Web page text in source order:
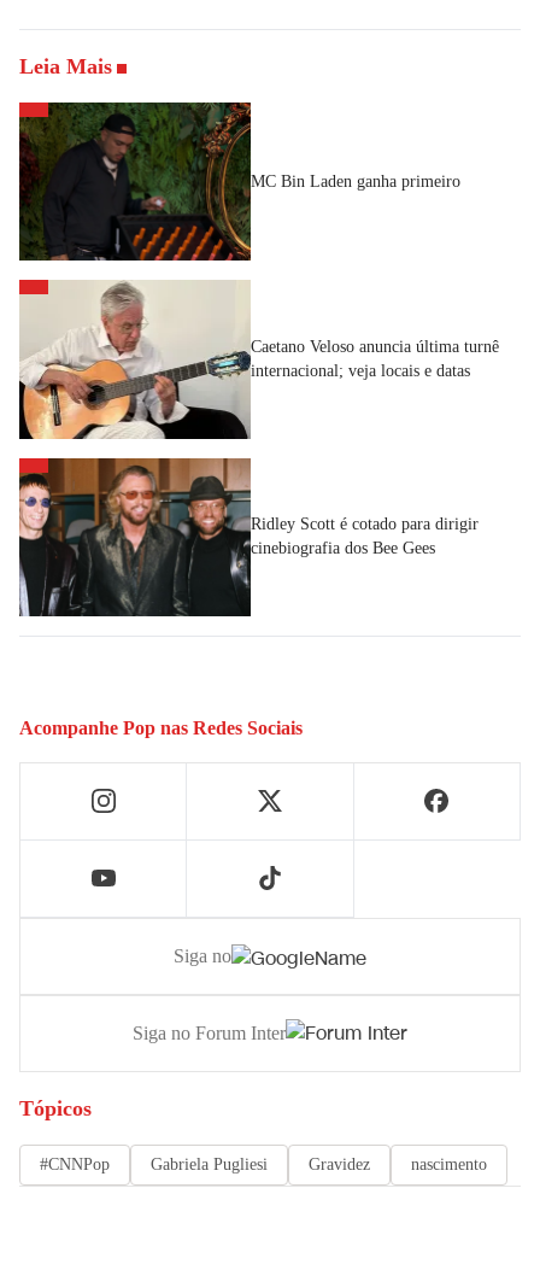
Leia Mais
MC Bin Laden ganha primeiro
Caetano Veloso anuncia última turnê
internacional; veja locais e datas
Ridley Scott é cotado para dirigir
cinebiografia dos Bee Gees
Acompanhe Pop nas Redes Sociais
Siga no
Siga no Forum Inter
Tópicos
#CNNPop Gabriela Pugliesi Gravidez nascimento